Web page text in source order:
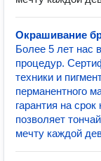
Окрашивание
Более 5 лет нас
процедур.
техники и
перманентного
гарантия на
позволяет
мечту каждой